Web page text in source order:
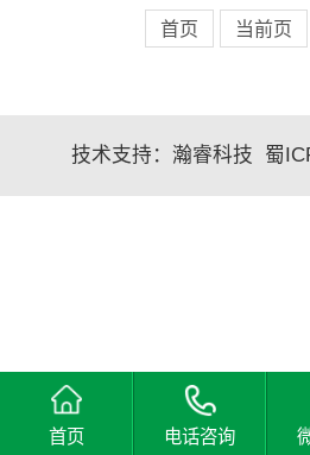
首页 当前页
技术支持： 瀚睿科技 蜀
首页 电话咨询